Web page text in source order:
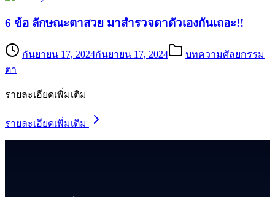
6 ข้อ ลักษณะตาสวย มาสำรวจตาตัวเองกันเถอะ!!
กันยายน 17, 2024กันยายน 17, 2024
บทความศัลยกรรม
ตา
รายละเอียดเพิ่มเติม
รายละเอียดเพิ่มเติม